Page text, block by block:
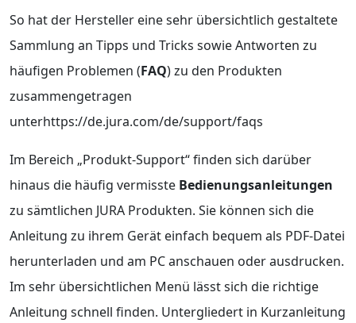
So hat der Hersteller eine sehr übersichtlich gestaltete
Sammlung an Tipps und Tricks sowie Antworten zu
häufigen Problemen (FAQ) zu den Produkten
zusammengetragen
unterhttps://de.jura.com/de/support/faqs
Im Bereich „Produkt-Support“ finden sich darüber
hinaus die häufig vermisste Bedienungsanleitungen
zu sämtlichen JURA Produkten. Sie können sich die
Anleitung zu ihrem Gerät einfach bequem als PDF-Datei
herunterladen und am PC anschauen oder ausdrucken.
Im sehr übersichtlichen Menü lässt sich die richtige
Anleitung schnell finden. Untergliedert in Kurzanleitung